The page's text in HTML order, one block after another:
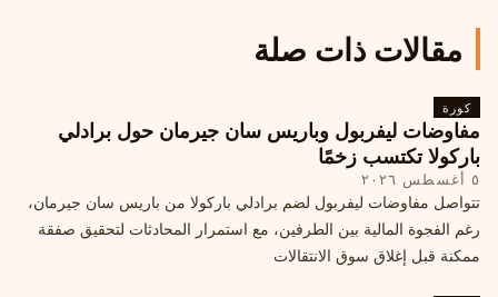
مقالات ذات صلة
كورة
مفاوضات ليفربول وباريس سان جيرمان حول برادلي
باركولا تكتسب زخمًا
٥ أغسطس ٢٠٢٦
تتواصل مفاوضات ليفربول لضم برادلي باركولا من باريس سان جيرمان،
رغم الفجوة المالية بين الطرفين، مع استمرار المحادثات لتحقيق صفقة
ممكنة قبل إغلاق سوق الانتقالات